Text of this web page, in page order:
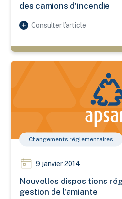
des camions d’incendie
Consulter l’article
Nouvelles dispositions
Changements réglementaires
9 janvier 2014
Nouvelles dispositions
gestion de l'amiante